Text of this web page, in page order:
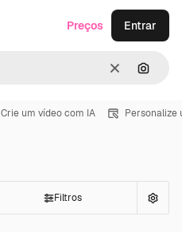
Limpar
Preços Entrar
Crie um vídeo com IA Personalize
Filtros